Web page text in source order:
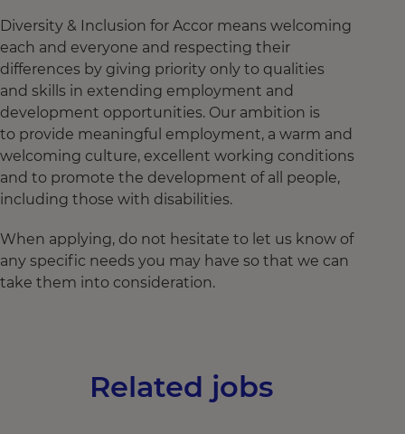
Diversity & Inclusion for Accor means welcoming
each and everyone and respecting their
differences by giving priority only to qualities
and skills in extending employment and
development opportunities. Our ambition is
to provide meaningful employment, a warm and
welcoming culture, excellent working conditions
and to promote the development of all people,
including those with disabilities.
When applying, do not hesitate to let us know of
any specific needs you may have so that we can
take them into consideration.
Related jobs